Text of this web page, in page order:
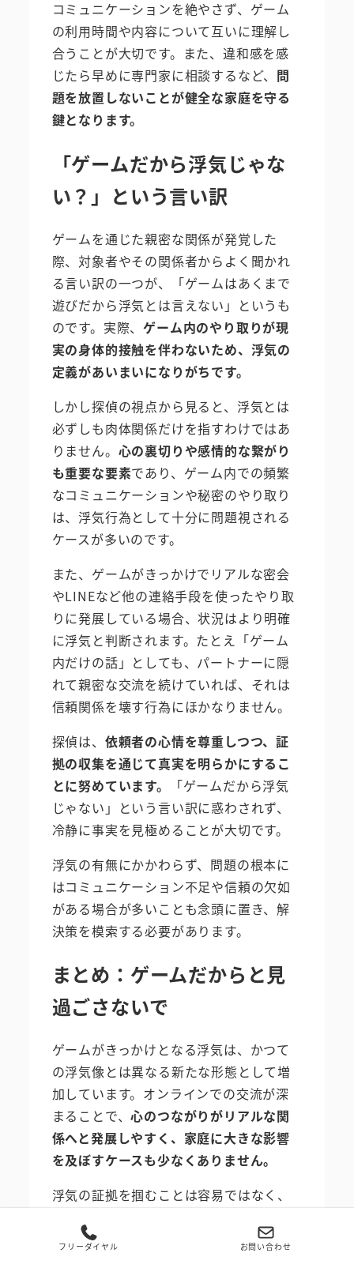
コミュニケーションを絶やさず、ゲーム
の利用時間や内容について互いに理解し
合うことが大切です。また、違和感を感
じたら早めに専門家に相談するなど、 問
題を放置しないことが健全な家庭を守る
鍵となります。
「ゲームだから浮気じゃな
い？」という言い訳
ゲームを通じた親密な関係が発覚した
際、対象者やその関係者からよく聞かれ
る言い訳の一つが、「ゲームはあくまで
遊びだから浮気とは言えない」というも
のです。実際、ゲーム内のやり取りが現
実の身体的接触を伴わないため、浮気の
定義があいまいになりがちです。
しかし探偵の視点から見ると、浮気とは
必ずしも肉体関係だけを指すわけではあ
りません。 心の裏切りや感情的な繋がり
も重要な要素であり、ゲーム内での頻繁
なコミュニケーションや秘密のやり取り
は、浮気行為として十分に問題視される
ケースが多いのです。
また、ゲームがきっかけでリアルな密会
やLINEなど他の連絡手段を使ったやり取
りに発展している場合、状況はより明確
に浮気と判断されます。たとえ「ゲーム
内だけの話」としても、パートナーに隠
れて親密な交流を続けていれば、それは
信頼関係を壊す行為にほかなりません。
探偵は、 依頼者の心情を尊重しつつ、証
拠の収集を通じて真実を明らかにするこ
とに努めています。
「ゲームだから浮気
じゃない」という言い訳に惑わされず、
冷静に事実を見極めることが大切です。
浮気の有無にかかわらず、問題の根本に
はコミュニケーション不足や信頼の欠如
がある場合が多いことも念頭に置き、解
決策を模索する必要があります。
まとめ：ゲームだからと見
過ごさないで
ゲームがきっかけとなる浮気は、かつて
の浮気像とは異なる新たな形態として増
加しています。オンラインでの交流が深
まることで、心のつながりがリアルな関
係へと発展しやすく、家庭に大きな影響
を及ぼすケースも少なくありません。
浮気の証拠を掴むことは容易ではなく、
化により調査はますます難しくなってい
フリーダイヤル お問い合わせ